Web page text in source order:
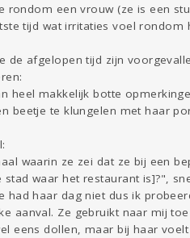
rondom een vrouw (ze is een
tijd wat irritaties voel rondom
de afgelopen tijd zijn
heel makkelijk botte
beetje te klungelen met haar
waarin ze zei dat ze bij een
stad waar het restaurant is]?",
had haar dag niet dus ik
aanval. Ze gebruikt naar mij
eens dollen, maar bij haar